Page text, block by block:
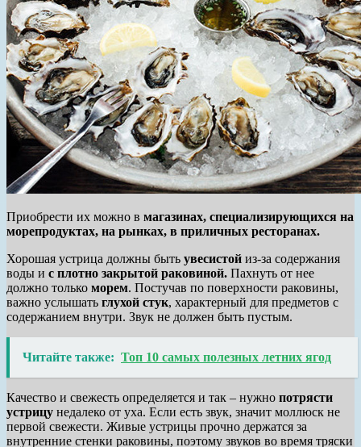
Приобрести их можно в магазинах, специализирующихся на
морепродуктах, на рынках, в приличных ресторанах.
Хорошая устрица должны быть увесистой из-за содержания
воды и с плотно закрытой раковиной. Пахнуть от нее
должно только морем. Постучав по поверхности раковины,
важно услышать глухой стук, характерный для предметов с
содержанием внутри. Звук не должен быть пустым.
Читайте также: Топ 10 самых полезных летних ягод
Качество и свежесть определяется и так – нужно потрясти
устрицу недалеко от уха. Если есть звук, значит моллюск не
первой свежести. Живые устрицы прочно держатся за
внутренние стенки раковины, поэтому звуков во время тряски